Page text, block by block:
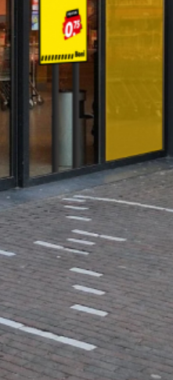
Maar liefst 29%
winkel binnen te